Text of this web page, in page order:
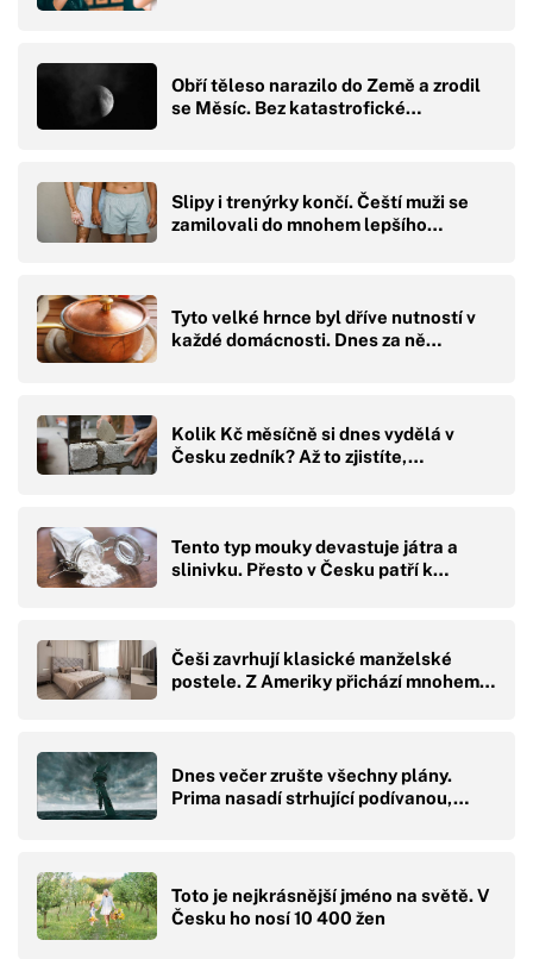
Obří těleso narazilo do Země a zrodil
se Měsíc. Bez katastrofické…
Slipy i trenýrky končí. Čeští muži se
zamilovali do mnohem lepšího…
Tyto velké hrnce byl dříve nutností v
každé domácnosti. Dnes za ně…
Kolik Kč měsíčně si dnes vydělá v
Česku zedník? Až to zjistíte,…
Tento typ mouky devastuje játra a
slinivku. Přesto v Česku patří k…
Češi zavrhují klasické manželské
postele. Z Ameriky přichází mnohem…
Dnes večer zrušte všechny plány.
Prima nasadí strhující podívanou,…
Toto je nejkrásnější jméno na světě. V
Česku ho nosí 10 400 žen